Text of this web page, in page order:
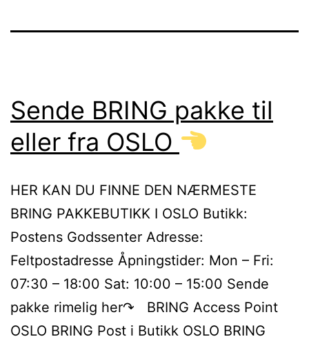
Sende BRING pakke til
eller fra OSLO
HER KAN DU FINNE DEN NÆRMESTE
BRING PAKKEBUTIKK I OSLO Butikk:
Postens Godssenter Adresse:
Feltpostadresse Åpningstider: Mon – Fri:
07:30 – 18:00 Sat: 10:00 – 15:00 Sende
pakke rimelig her↷ BRING Access Point
OSLO BRING Post i Butikk OSLO BRING